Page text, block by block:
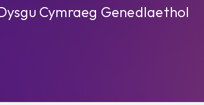
Cymraeg Genedlaethol